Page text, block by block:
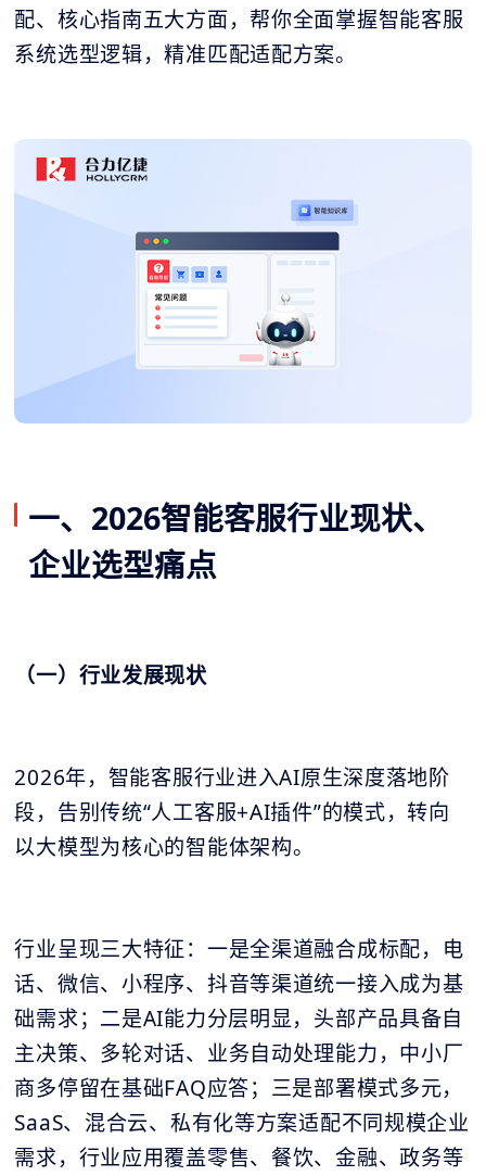
配、核心指南五大方面，帮你全面掌握智能客服
系统选型逻辑，精准匹配适配方案。
一、2026智能客服行业现状、
企业选型痛点
（一）行业发展现状
2026年，智能客服行业进入AI原生深度落地阶
段，告别传统“人工客服+AI插件”的模式，转向
以大模型为核心的智能体架构。
行业呈现三大特征：一是全渠道融合成标配，电
话、微信、小程序、抖音等渠道统一接入成为基
础需求；二是AI能力分层明显，头部产品具备自
主决策、多轮对话、业务自动处理能力，中小厂
商多停留在基础FAQ应答；三是部署模式多元，
SaaS、混合云、私有化等方案适配不同规模企业
需求，行业应用覆盖零售、餐饮、金融、政务等